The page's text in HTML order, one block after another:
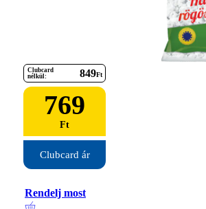
Clubcard
nélkül:
849Ft
769
Ft
Clubcard ár
Rendelj most